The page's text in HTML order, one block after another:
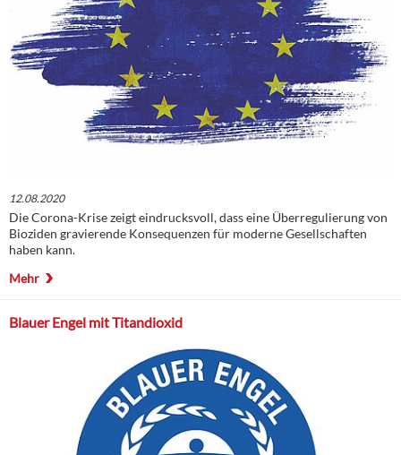
12.08.2020
Die Corona-Krise zeigt eindrucksvoll, dass eine Überregulierung von
Bioziden gravierende Konsequenzen für moderne Gesellschaften
haben kann.
Mehr
Blauer Engel mit Titandioxid